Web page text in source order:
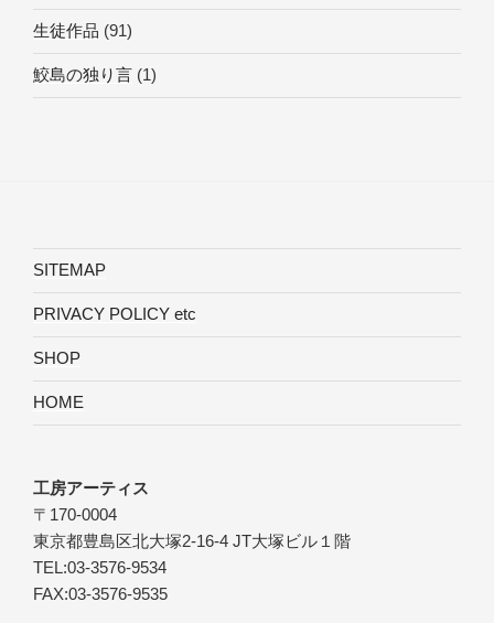
生徒作品 (91)
鮫島の独り言 (1)
SITEMAP
PRIVACY POLICY etc
SHOP
HOME
工房アーティス
〒170-0004
東京都豊島区北大塚2-16-4 JT大塚ビル１階
TEL:03-3576-9534
FAX:03-3576-9535